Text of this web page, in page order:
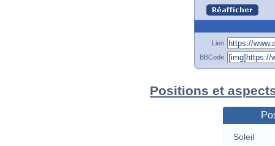
Lien
BBCode
Positions et
Soleil